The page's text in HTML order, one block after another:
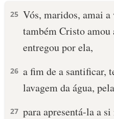
25 Vós, maridos, amai a
também Cristo amou
entregou por ela,
26 a fim de a santificar,
lavagem da água,
27 para apresentá-la a